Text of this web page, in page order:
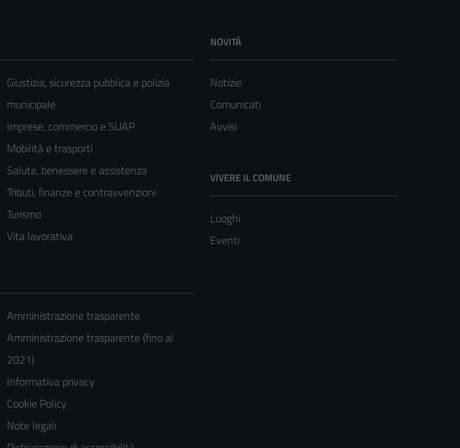
Giustizia, sicurezza pubblica e polizia
municipale
Imprese, commercio e SUAP
Mobilità e trasporti
Salute, benessere e assistenza
Tributi, finanze e contravvenzioni
Turismo
Vita lavorativa
NOVITÀ
Notizie
Comunicati
Avvisi
VIVERE IL COMUNE
Luoghi
Eventi
Amministrazione trasparente
Amministrazione trasparente (fino al
2021)
Informativa privacy
Cookie Policy
Note legali
Tecnici
Questi cookie
sono necessari
funzionamento